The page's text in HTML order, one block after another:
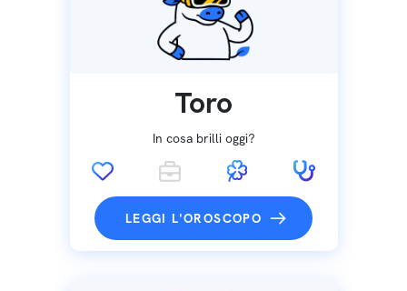
Toro
In cosa brilli oggi?
LEGGI L'OROSCOPO